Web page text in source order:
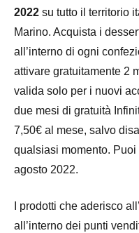
2022 su tutto il territorio
Marino. Acquista i
all’interno di ogni
attivare gratuitamente 2
valida solo per i nuovi
due mesi di gratuità
7,50€ al mese, salvo
qualsiasi momento.
agosto 2022.
I prodotti che aderisco
all’interno dei punti